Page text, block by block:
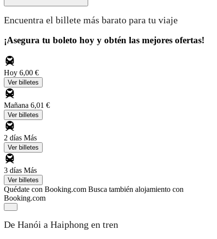
Encuentra el billete más barato para tu viaje
¡Asegura tu boleto hoy y obtén las mejores ofertas!
Hoy 6,00 €
Ver billetes
Mañana 6,01 €
Ver billetes
2 días Más
Ver billetes
3 días Más
Ver billetes
Quédate con Booking.com Busca también alojamiento con
Booking.com
De Hanói a Haiphong en tren